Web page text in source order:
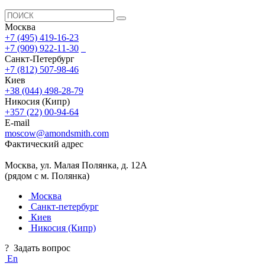
Москва
+7 (495) 419-16-23
+7 (909) 922-11-30
Санкт-Петербург
+7 (812) 507-98-46
Киев
+38 (044) 498-28-79
Никосия (Кипр)
+357 (22) 00-94-64
E-mail
moscow@amondsmith.com
Фактический адрес
Москва, ул. Малая Полянка, д. 12А
(рядом с м. Полянка)
Москва
Санкт-петербург
Киев
Никосия (Кипр)
? Задать вопрос
En